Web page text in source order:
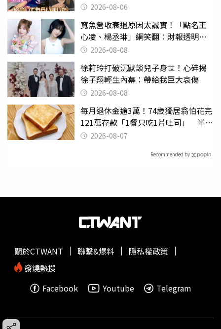
2026-08-06
寬魚營收衰退原因太誠實！「點名王
心凌、楊丞琳」網笑翻：財報透明度
滿分2026-08-08
徐莉玲打破沉默談兒子身世！心碎揭
徐子翔輕生內幕：帶給我巨大哀傷
2026-08-08
每月退休金逾3萬！74歲獨居翁怕花完
121萬存款「1餐只吃1片吐司」 半年
後暴瘦嚇壞女兒
2026-08-07
Recommended by
關於CTWANT 聯繫&爆料
隱私權政策
發燒熱搜
Facebook
Youtube Telegram